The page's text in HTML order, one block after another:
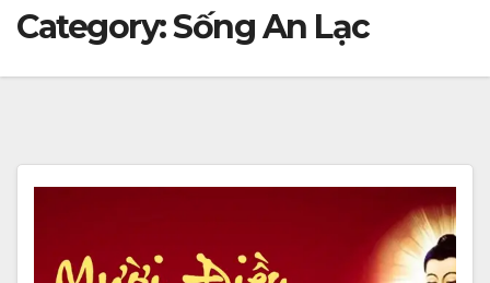
Category:Sống An Lạc